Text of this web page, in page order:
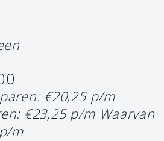
€20,25 p/m
€23,25 p/m Waarvan
m